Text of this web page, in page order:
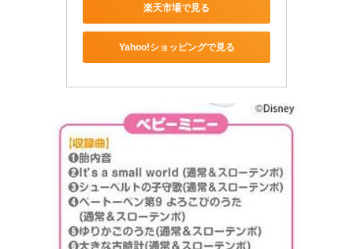
楽天市場で見る
Yahoo!ショッピングで見る